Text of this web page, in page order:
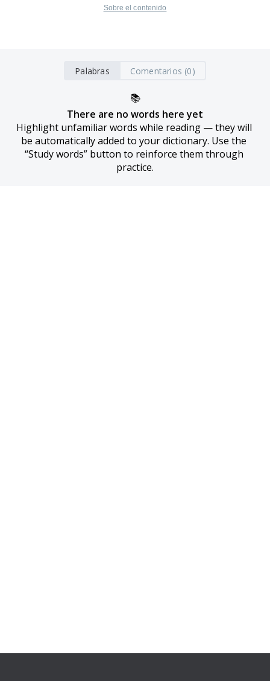
Sobre el contenido
Palabras Comentarios (0)
📚
There are no words here yet
Highlight unfamiliar words while reading — they will
be automatically added to your dictionary. Use the
“Study words” button to reinforce them through
practice.